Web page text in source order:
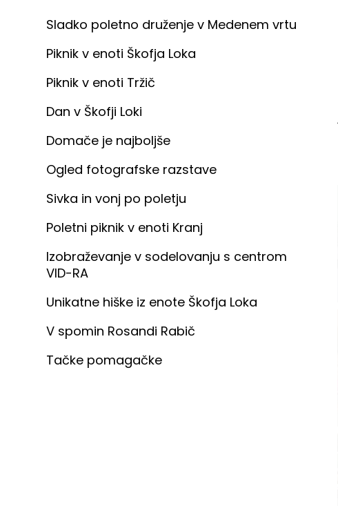
Sladko poletno druženje v Medenem vrtu
Piknik v enoti Škofja Loka
Piknik v enoti Tržič
Dan v Škofji Loki
Domače je najboljše
Ogled fotografske razstave
Sivka in vonj po poletju
Poletni piknik v enoti Kranj
Izobraževanje v sodelovanju s centrom
VID-RA
Unikatne hiške iz enote Škofja Loka
V spomin Rosandi Rabič
Tačke pomagačke